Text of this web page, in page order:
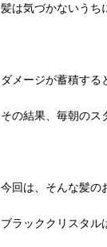
髪は気づかないうち
ダメージが蓄積する
その結果、毎朝のス
今回は、そんな髪の
ブラッククリスタル